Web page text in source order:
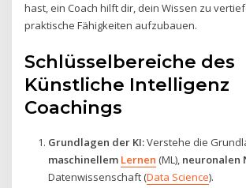
hast, ein Coach hilft dir, dein Wissen zu
praktische Fähigkeiten aufzubauen.
Schlüsselbereiche des
Künstliche Intelligenz
Coachings
Grundlagen der KI:Verstehe die
maschinellem Lernen (ML), neuronalen
Datenwissenschaft (Data Science).